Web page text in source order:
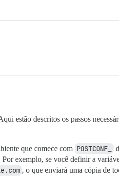
estão descritos os passos
que comece com POSTCONF_
exemplo, se você definir a
, o que enviará uma cópia de